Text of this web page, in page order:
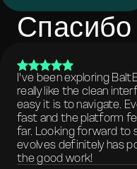
I've been exploring
really like the clean
easy it is to navigate.
fast and the platform
far. Looking forward to
evolves definitely has
the good work!